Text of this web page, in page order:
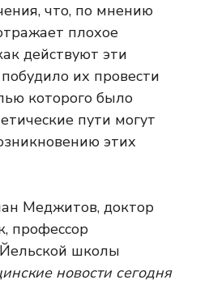
что, по мнению
плохое
действуют эти
их провести
которого было
пути могут
этих
Меджитов, доктор
профессор
школы
новости сегодня